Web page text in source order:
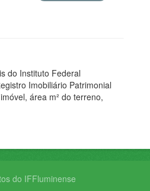
do Instituto Federal
Imobiliário Patrimonial
área m² do terreno,
do IFFluminense